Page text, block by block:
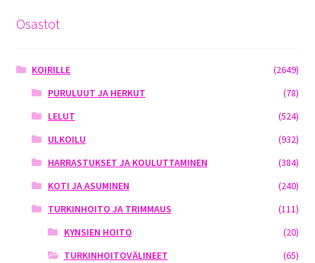
Osastot
KOIRILLE
(2649)
PURULUUT JA HERKUT
(78)
LELUT
(524)
ULKOILU
(932)
HARRASTUKSET JA KOULUTTAMINEN
(384)
KOTI JA ASUMINEN
(240)
TURKINHOITO JA TRIMMAUS
(111)
KYNSIEN HOITO
(20)
TURKINHOITOVÄLINEET
(65)